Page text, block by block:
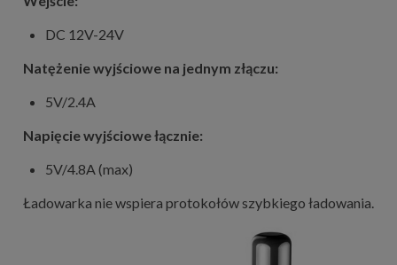
DC 12V-24V
Natężenie wyjściowe na jednym złączu:
5V/2.4A
Napięcie wyjściowe łącznie:
5V/4.8A (max)
Ładowarka nie wspiera protokołów szybkiego ładowania.